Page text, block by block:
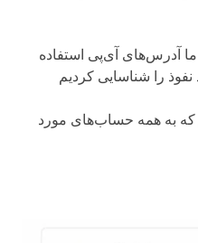
آدرس‌های آی‌پی استفاده
را شناسایی کردیم
که به همه حساب‌های مورد